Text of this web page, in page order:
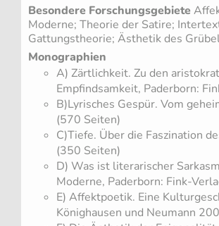
Besondere Forschungsgebiete
Moderne; Theorie der Satire;
Gattungstheorie; Ästhetik des
Monographien
A) Zärtlichkeit. Zu den
Empfindsamkeit, Paderborn:
B)Lyrisches Gespür. Vom
(570 Seiten)
C)Tiefe. Über die Faszination
(350 Seiten)
D) Was ist literarischer
Moderne, Paderborn: Fink-
E) Affektpoetik. Eine
Könighausen und Neumann